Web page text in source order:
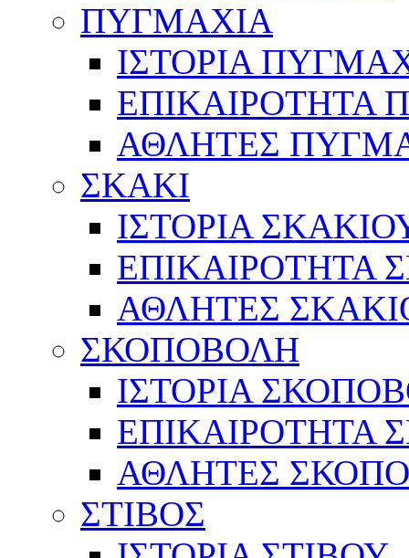
ΠΥΓΜΑΧΙΑ
ΙΣΤΟΡΙΑ
ΕΠΙΚΑΙΡΟΤΗΤΑ
ΑΘΛΗΤΕΣ
ΣΚΑΚΙ
ΙΣΤΟΡΙΑ
ΕΠΙΚΑΙΡΟΤΗΤΑ
ΑΘΛΗΤΕΣ
ΣΚΟΠΟΒΟΛΗ
ΙΣΤΟΡΙΑ
ΕΠΙΚΑΙΡΟΤΗΤΑ
ΑΘΛΗΤΕΣ
ΣΤΙΒΟΣ